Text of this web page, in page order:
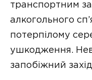
транспортним
алкогольного
потерпілому
ушкодження.
запобіжний